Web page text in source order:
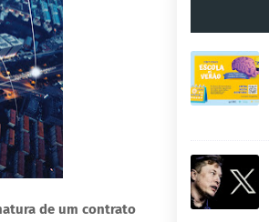
de um contrato